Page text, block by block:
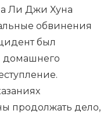
Ли Джи Хуна
обвинения
был
домашнего
продолжать дело,